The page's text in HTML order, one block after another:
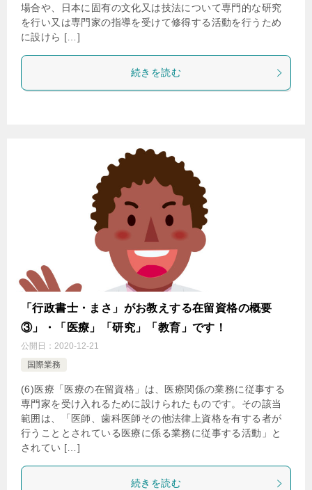
場合や、日本に固有の文化又は技法について専門的な研究
を行い又は専門家の指導を受けて修得する活動を行うため
に設けら […]
続きを読む
「行政書士・まさ」がお教えする在留資格の概要
③」・「医療」「研究」「教育」です！
公開日： 2020-12-21
国際業務
(6)医療「医療の在留資格」は、医療関係の業務に従事する
専門家を受け入れるために設けられたものです。その該当
範囲は、「医師、歯科医師その他法律上資格を有する者が
行うこととされている医療に係る業務に従事する活動」と
されてい […]
続きを読む